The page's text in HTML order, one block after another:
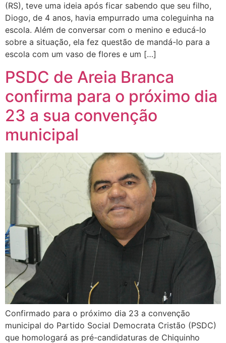
(RS), teve uma ideia após ficar sabendo que seu filho,
Diogo, de 4 anos, havia empurrado uma coleguinha na
escola. Além de conversar com o menino e educá-lo
sobre a situação, ela fez questão de mandá-lo para a
escola com um vaso de flores e um […]
PSDC de Areia Branca
confirma para o próximo dia
23 a sua convenção
municipal
Confirmado para o próximo dia 23 a convenção
municipal do Partido Social Democrata Cristão (PSDC)
que homologará as pré-candidaturas de Chiquinho